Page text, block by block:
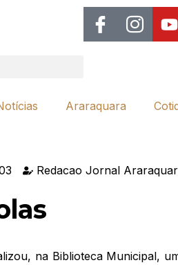
Araraquara
Redacao Jornal
na Biblioteca Municipal,